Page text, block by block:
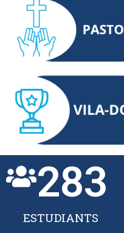
ESTUDIANTS
283